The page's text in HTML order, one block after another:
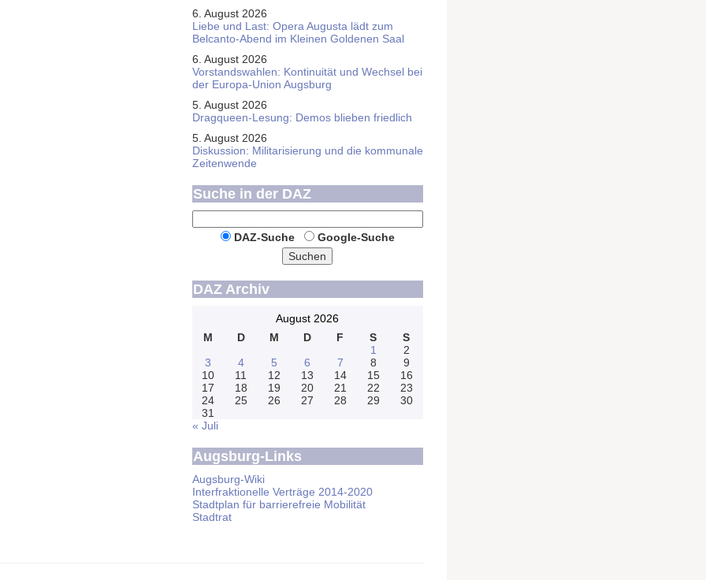
6. August 2026
Liebe und Last: Opera Augusta lädt zum
Belcanto-Abend im Kleinen Goldenen Saal
6. August 2026
Vorstandswahlen: Kontinuität und Wechsel bei
der Europa-Union Augsburg
5. August 2026
Dragqueen-Lesung: Demos blieben friedlich
5. August 2026
Diskussion: Mi­li­ta­ri­sie­rung und die kommunale
Zeitenwende
Suche in der DAZ
DAZ-Suche
Google-Suche
Suchen
DAZ Archiv
August 2026
M
D M D F S
S
1
2
3
4 5 6 7 8
9
10
11 12 13 14 15
16
17
18 19 20 21 22
23
24
25 26 27 28 29
30
31
« Juli
Augsburg-Links
Augsburg-Wiki
Interfraktionelle Verträge 2014-2020
Stadtplan für barrierefreie Mobilität
Stadtrat